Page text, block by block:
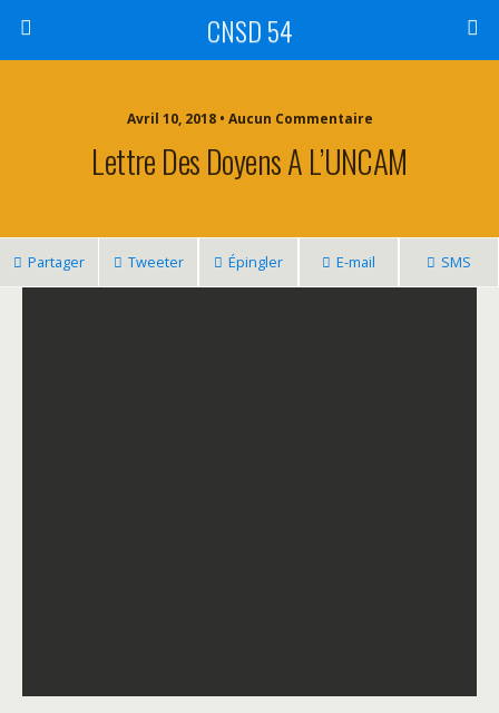
CNSD 54
Avril 10, 2018 • Aucun Commentaire
Lettre Des Doyens A L’UNCAM
Partager Tweeter Épingler E-mail SMS